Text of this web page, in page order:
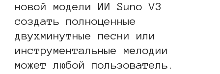
новой модели ИИ Suno V3
создать полноценные
двухминутные песни или
инструментальные мелодии
может любой пользователь.